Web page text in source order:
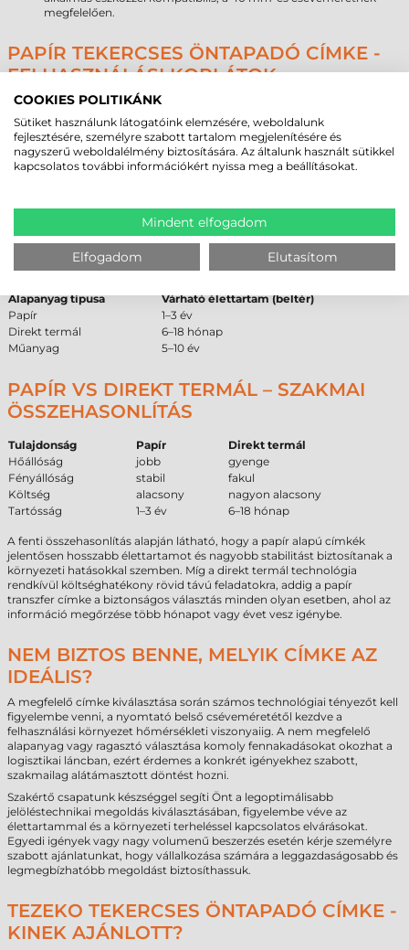
megfelelően.
PAPÍR TEKERCSES ÖNTAPADÓ CÍMKE -
FELHASZNÁLÁSI KORLÁTOK
A papír alapanyag nem UV-álló, tartós és közvetlen napsugárzás
hatására az alapanyag sárgulhat, bár a transzfer nyomat stabil
marad.
Nem vízálló, így olyan környezetben, ahol közvetlen csapadék
vagy folyamatos páralecsapódás érheti, a címke szerkezete
gyengülhet.
PAPÍR CÍMKE ÉLETTARTAM
ÖSSZEHASONLÍTÁS
Alapanyag típusa
Várható élettartam (beltér)
Papír
1–3 év
Direkt termál
6–18 hónap
Műanyag
5–10 év
PAPÍR VS DIREKT TERMÁL – SZAKMAI
ÖSSZEHASONLÍTÁS
Tulajdonság Papír
Direkt termál
Hőállóság
jobb
gyenge
Fényállóság
stabil
fakul
Költség
alacsony
nagyon alacsony
Tartósság
1–3 év 6–18 hónap
A fenti összehasonlítás alapján látható, hogy a papír alapú címkék
jelentősen hosszabb élettartamot és nagyobb stabilitást biztosítanak a
környezeti hatásokkal szemben. Míg a direkt termál technológia
rendkívül költséghatékony rövid távú feladatokra, addig a papír
transzfer címke a biztonságos választás minden olyan esetben, ahol az
információ megőrzése több hónapot vagy évet vesz igénybe.
NEM BIZTOS BENNE, MELYIK CÍMKE AZ
IDEÁLIS?
A megfelelő címke kiválasztása során számos technológiai tényezőt kell
figyelembe venni, a nyomtató belső cséveméretétől kezdve a
felhasználási környezet hőmérsékleti viszonyaiig. A nem megfelelő
alapanyag vagy ragasztó választása komoly fennakadásokat okozhat a
logisztikai láncban, ezért érdemes a konkrét igényekhez szabott,
szakmailag alátámasztott döntést hozni.
Szakértő csapatunk készséggel segíti Önt a legoptimálisabb
jelöléstechnikai megoldás kiválasztásában, figyelembe véve az
élettartammal és a környezeti terheléssel kapcsolatos elvárásokat.
Egyedi igények vagy nagy volumenű beszerzés esetén kérje személyre
szabott ajánlatunkat, hogy vállalkozása számára a leggazdaságosabb és
legmegbízhatóbb megoldást biztosíthassuk.
TEZEKO TEKERCSES ÖNTAPADÓ CÍMKE -
KINEK AJÁNLOTT?
COOKIES POLITIKÁNK
Sütiket használunk látogatóink elemzésére, weboldalunk
fejlesztésére, személyre szabott tartalom megjelenítésére és
nagyszerű weboldalélmény biztosítására. Az általunk használt sütikkel
kapcsolatos további információkért nyissa meg a beállításokat.
Mindent elfogadom
Elfogadom Elutasítom